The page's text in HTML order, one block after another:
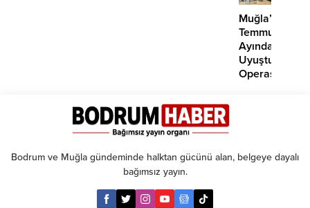
Muğla’da
Temmuz
Ayında
Uyuşturucu
Operasyonu:
Bodrum ve Muğla gündeminde halktan gücünü alan, belgeye dayalı
bağımsız yayın.